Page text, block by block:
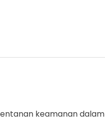
keamanan dalam